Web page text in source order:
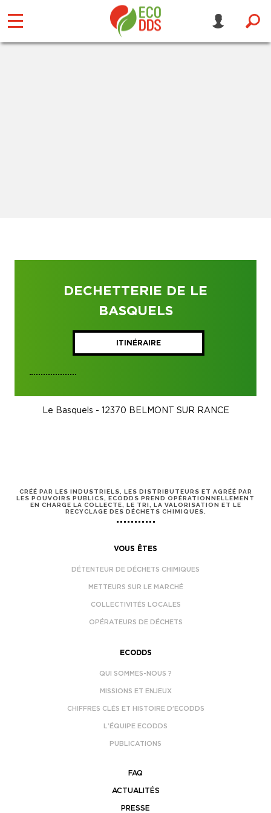
DECHETTERIE DE LE
BASQUELS
ITINÉRAIRE
Le Basquels - 12370 BELMONT SUR RANCE
CRÉÉ PAR LES INDUSTRIELS, LES DISTRIBUTEURS ET AGRÉÉ PAR
LES POUVOIRS PUBLICS, ECODDS PREND OPÉRATIONNELLEMENT
EN CHARGE LA COLLECTE, LE TRI, LA VALORISATION ET LE
RECYCLAGE DES DÉCHETS CHIMIQUES.
VOUS ÊTES
DÉTENTEUR DE DÉCHETS CHIMIQUES
METTEURS SUR LE MARCHÉ
COLLECTIVITÉS LOCALES
OPÉRATEURS DE DÉCHETS
ECODDS
QUI SOMMES-NOUS ?
MISSIONS ET ENJEUX
CHIFFRES CLÉS ET HISTOIRE D’ECODDS
L’ÉQUIPE ECODDS
PUBLICATIONS
FAQ
ACTUALITÉS
PRESSE